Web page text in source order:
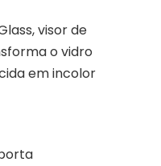
visor de
o vidro
em incolor